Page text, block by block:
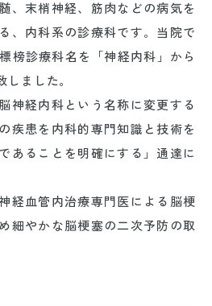
、末梢神経、筋肉などの病気を
、内科系の診療科です。当院で
榜診療科名を「神経内科」から
しました。
神経内科という名称に変更する
疾患を内科的専門知識と技術を
あることを明確にする」通達に
経血管内治療専門医による脳梗
細やかな脳梗塞の二次予防の取